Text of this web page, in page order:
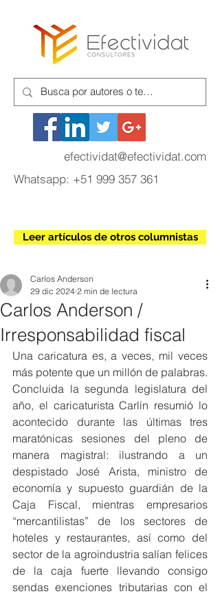
efectividat@efectividat.com
Whatsapp: +51 999 357 361
Leer artículos de otros columnistas
Carlos Anderson /
Irresponsabilidad fiscal
Carlos Anderson
29 dic 2024 2 min de lectura
Una caricatura es, a veces, mil veces
más potente que un millón de palabras.
Concluida la segunda legislatura del
año, el caricaturista Carlín resumió lo
acontecido durante las últimas tres
maratónicas sesiones del pleno de
manera magistral: ilustrando a un
despistado José Arista, ministro de
economía y supuesto guardián de la
Caja Fiscal, mientras empresarios
“mercantilistas” de los sectores de
hoteles y restaurantes, así como del
sector de la agroindustria salían felices
de la caja fuerte llevando consigo
sendas exenciones tributarias con el